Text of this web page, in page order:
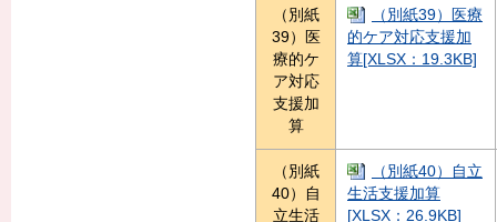
（別紙
39）医
療的ケ
ア対応
支援加
算
（別紙39）医療
的ケア対応支援加
算[XLSX：19.3KB]
（別紙
40）自
立生活
（別紙40）自立
生活支援加算
[XLSX：26.9KB]